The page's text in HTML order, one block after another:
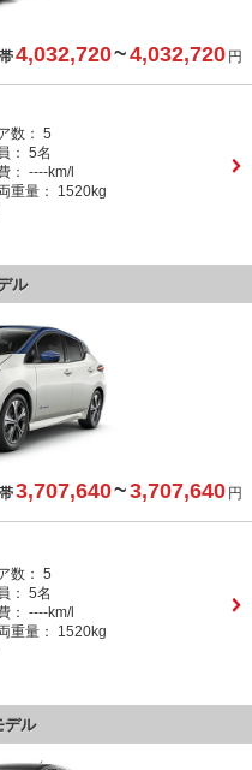
4,032,720~4,032,720 円
数： 5
： 5名
： ----km/l
重量：
1520kg
ル
3,707,640~3,707,640 円
数： 5
： 5名
： ----km/l
重量：
1520kg
デル